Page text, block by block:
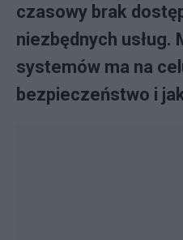
czasowy brak
niezbędnych usług.
systemów ma na
bezpieczeństwo i